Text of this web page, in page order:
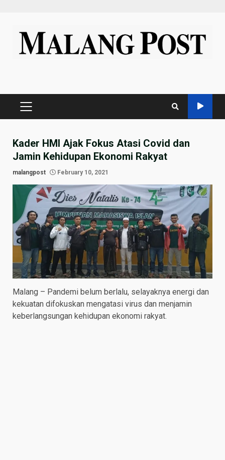
content
PRIMARY
Kader HMI Ajak Fokus Atasi Covid dan
Jamin Kehidupan Ekonomi Rakyat
malangpost February 10, 2021
Malang – Pandemi belum berlalu, selayaknya energi dan
kekuatan difokuskan mengatasi virus dan menjamin
keberlangsungan kehidupan ekonomi rakyat.